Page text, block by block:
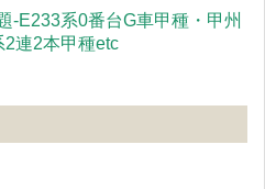
-E233系0番台G車甲種・甲州
2連2本甲種etc